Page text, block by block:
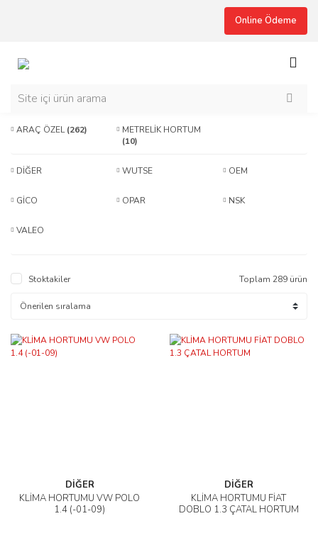
Online Ödeme
ARAÇ ÖZEL(262)
METRELİK HORTUM
(10)
DİĞER WUTSE OEM
GİCO OPAR NSK
VALEO
Stoktakiler Toplam 289 ürün
DİĞER
KLİMA HORTUMU VW POLO
1.4 (-01-09)
DİĞER
KLİMA HORTUMU FİAT
DOBLO 1.3 ÇATAL HORTUM